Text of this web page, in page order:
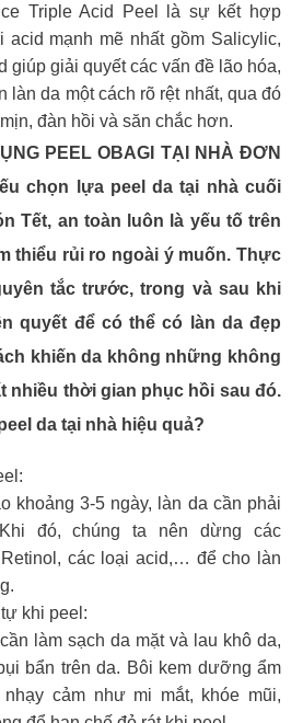
Triple Acid Peel là sự kết hợp
acid mạnh mẽ nhất gồm Salicylic,
giúp giải quyết các vấn đề lão hóa,
làn da một cách rõ rệt nhất, qua đó
đàn hồi và săn chắc hơn.
PEEL OBAGI TẠI NHÀ ĐƠN
chọn lựa peel da tại nhà cuối
Tết, an toàn luôn là yếu tố trên
thiểu rủi ro ngoài ý muốn. Thực
tắc trước, trong và sau khi
quyết để có thể có làn da đẹp
khiến da không những không
nhiều thời gian phục hồi sau đó.
da tại nhà hiệu quả?
khoảng 3-5 ngày, làn da cần phải
đó, chúng ta nên dừng các
các loại acid,… để cho làn
khi peel:
làm sạch da mặt và lau khô da,
bẩn trên da. Bôi kem dưỡng ẩm
cảm như mi mắt, khóe mũi,